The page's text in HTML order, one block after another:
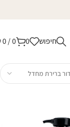
חיפוש 0
0
/
0